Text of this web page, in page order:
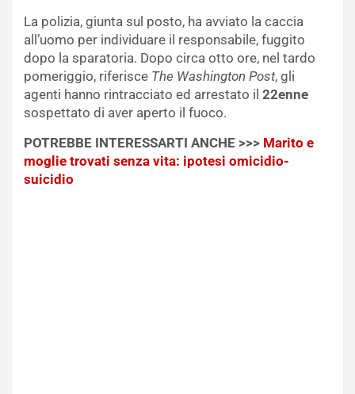
La polizia, giunta sul posto, ha avviato la caccia
all’uomo per individuare il responsabile, fuggito
dopo la sparatoria. Dopo circa otto ore, nel tardo
pomeriggio, riferisce The Washington Post, gli
agenti hanno rintracciato ed arrestato il 22enne
sospettato di aver aperto il fuoco.
POTREBBE INTERESSARTI ANCHE >>> Marito e
moglie trovati senza vita: ipotesi omicidio-
suicidio